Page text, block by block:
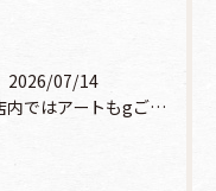
2026/07/14
店内ではアートもgご鑑賞いただけます♡♡♡